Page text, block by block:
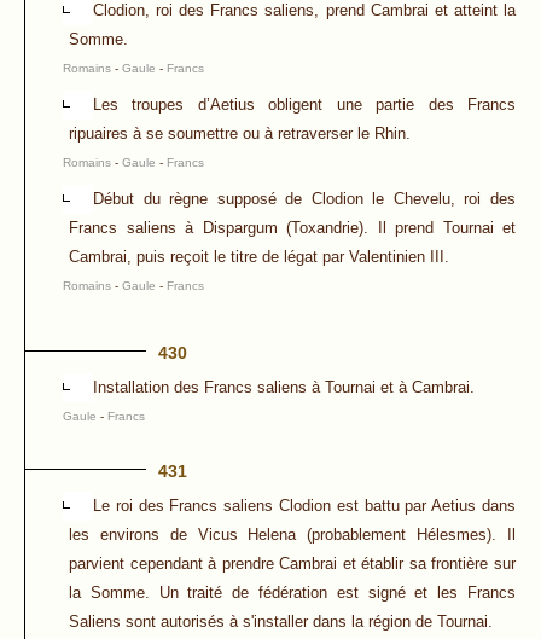
Clodion, roi des Francs saliens, prend Cambrai et atteint la
Somme.
Romains - Gaule - Francs
Les troupes d’Aetius obligent une partie des Francs
ripuaires à se soumettre ou à retraverser le Rhin.
Romains - Gaule - Francs
Début du règne supposé de Clodion le Chevelu, roi des
Francs saliens à Dispargum (Toxandrie). Il prend Tournai et
Cambrai, puis reçoit le titre de légat par Valentinien III.
Romains - Gaule - Francs
430
Installation des Francs saliens à Tournai et à Cambrai.
Gaule - Francs
431
Le roi des Francs saliens Clodion est battu par Aetius dans
les environs de Vicus Helena (probablement Hélesmes). Il
parvient cependant à prendre Cambrai et établir sa frontière sur
la Somme. Un traité de fédération est signé et les Francs
Saliens sont autorisés à s'installer dans la région de Tournai.